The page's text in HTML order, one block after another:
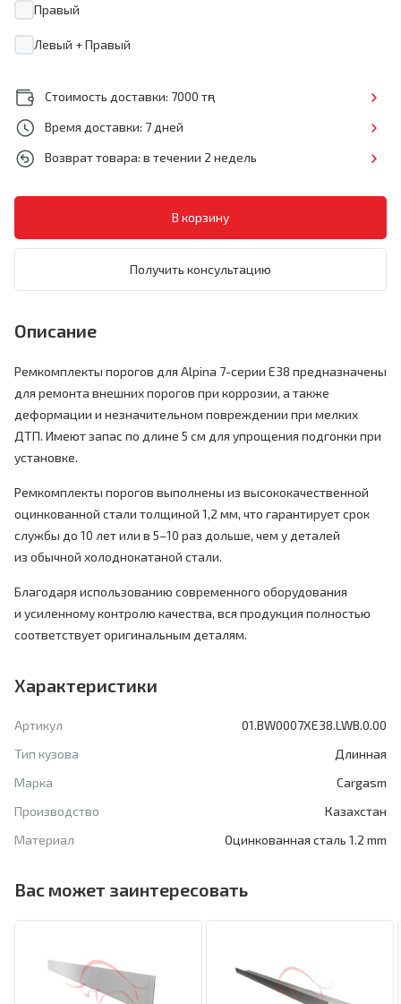
Правый
Левый + Правый
Стоимость доставки: 7000 тңг
Время доставки: 7 дней
Возврат товара: в течении 2 недель
Получить консультацию
Описание
Ремкомплекты порогов для Alpina 7-серии E38 предназначены
для ремонта внешних порогов при коррозии, а также
деформации и незначительном повреждении при мелких
ДТП. Имеют запас по длине 5 см для упрощения подгонки при
установке.
Ремкомплекты порогов выполнены из высококачественной
оцинкованной стали толщиной 1,2 мм, что гарантирует срок
службы до 10 лет или в 5–10 раз дольше, чем у деталей
из обычной холоднокатаной стали.
Благодаря использованию современного оборудования
и усиленному контролю качества, вся продукция полностью
соответствует оригинальным деталям.
Характеристики
Артикул
01.BW0007XE38.LWB.0.00
Тип кузова
Длинная
Марка
Cargasm
Производство
Казахстан
Материал
Оцинкованная сталь 1.2 mm
Вас может заинтересовать